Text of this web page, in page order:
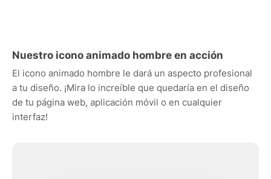
Nuestro icono animado hombre en acción
El icono animado hombre le dará un aspecto profesional
a tu diseño. ¡Mira lo increíble que quedaría en el diseño
de tu página web, aplicación móvil o en cualquier
interfaz!